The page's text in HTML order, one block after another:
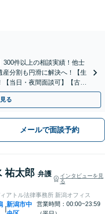
300件以上の相談実績！他士
分割も円滑に解決へ！【生
当日・夜間面談可】【古町
る
メールで面談予約
祐太郎 弁護
インタビューを見
る
アトル法律事務所 新潟オフィス
|
新潟市中
営業時間：00:00~23:59